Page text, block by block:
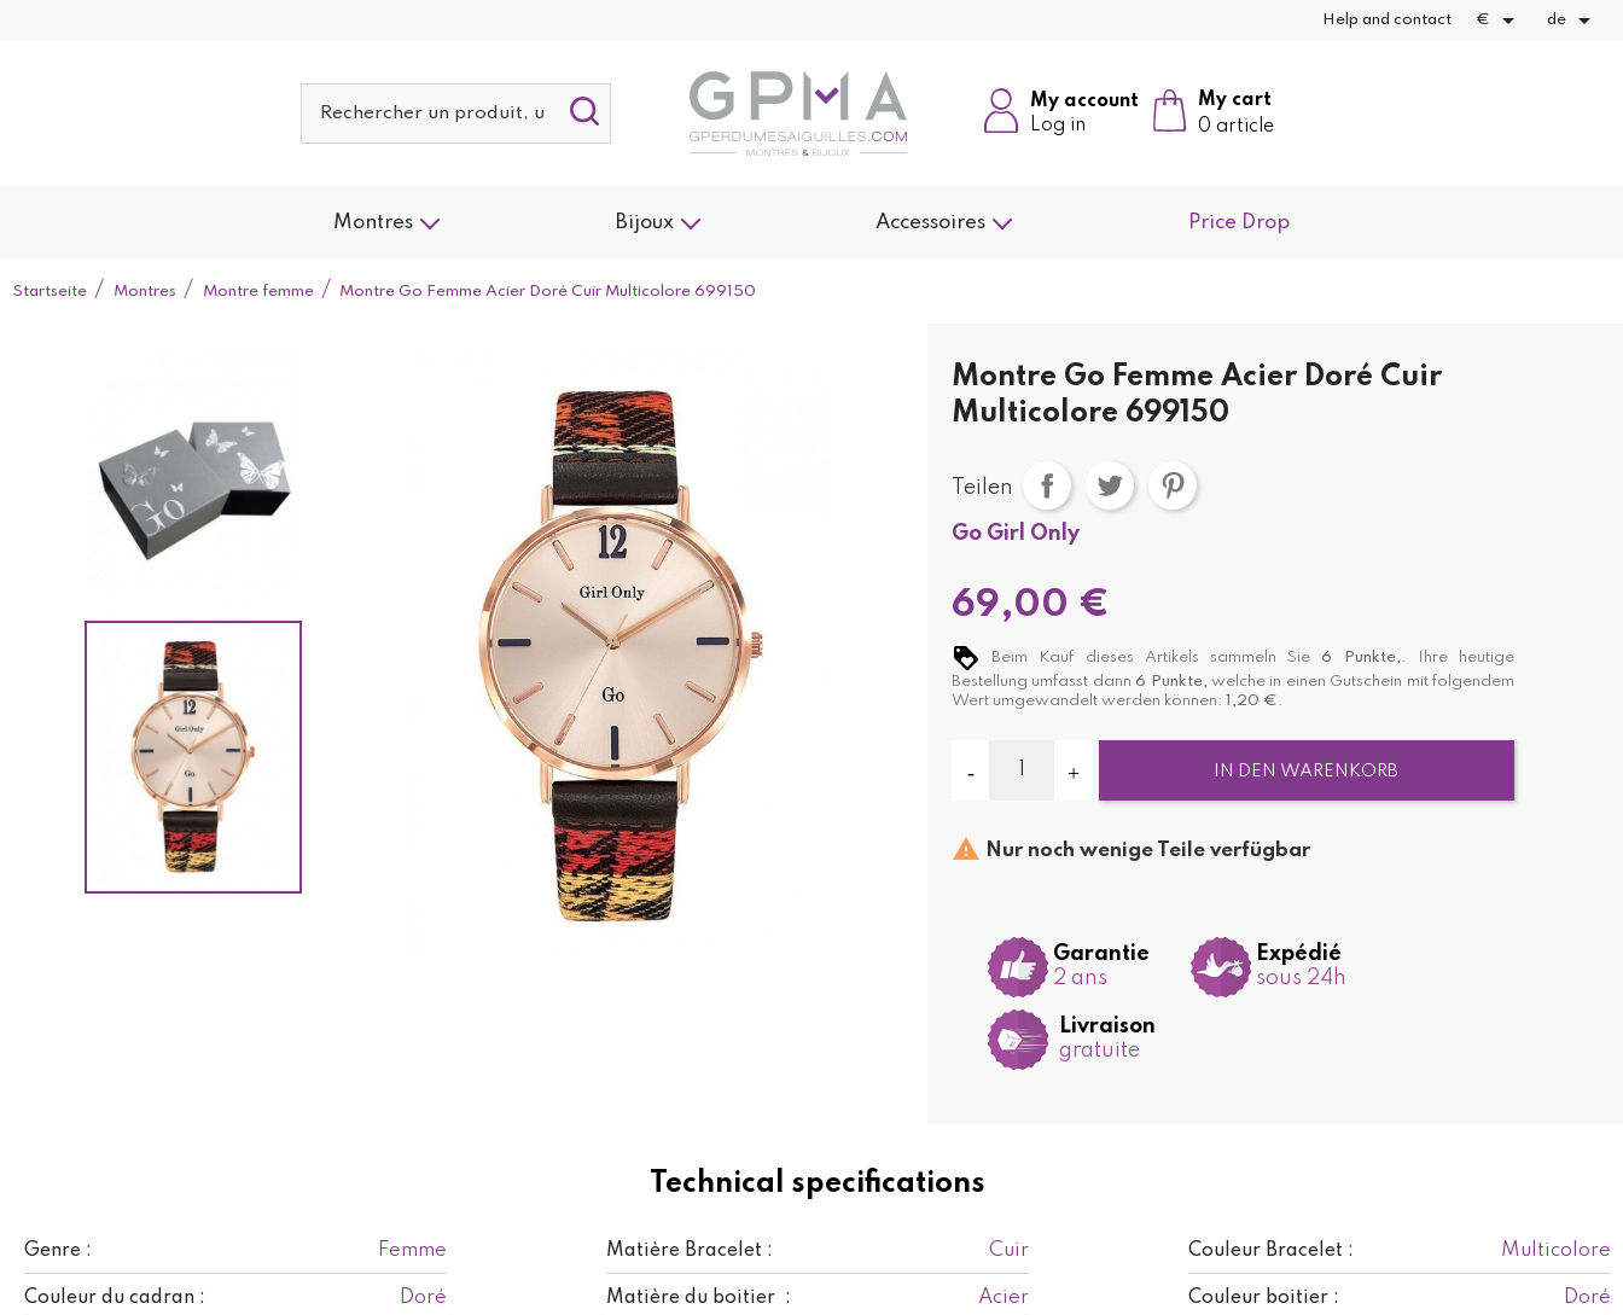
Help and contact €  de 
My cart
0 article
My account
Log in
Montres Bijoux Accessoires Price Drop
Startseite Montres Montre femme Montre Go Femme Acier Doré Cuir Multicolore 699150
Technical specifications
Genre : Femme Matière Bracelet : Cuir Couleur Bracelet : Multicolore
Couleur du cadran : Doré Matière du boitier : Acier Couleur boitier : Doré
Montre Go Femme Acier Doré Cuir
Multicolore 699150
Teilen
Go Girl Only
69,00 €
Beim Kauf dieses Artikels sammeln Sie 6 Punkte, . Ihre heutige
Bestellung umfasst dann 6 Punkte, welche in einen Gutschein mit folgendem
Wert umgewandelt werden können: 1,20 € .
IN DEN WARENKORB
 Nur noch wenige Teile verfügbar
Garantie
2 ans
Expédié
sous 24h
Livraison
gratuite